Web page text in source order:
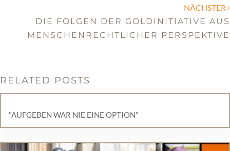
NÄCHSTER ›
DIE FOLGEN DER GOLDINITIATIVE AUS
MENSCHENRECHTLICHER PERSPEKTIVE
RELATED POSTS
"AUFGEBEN WAR NIE EINE OPTION"